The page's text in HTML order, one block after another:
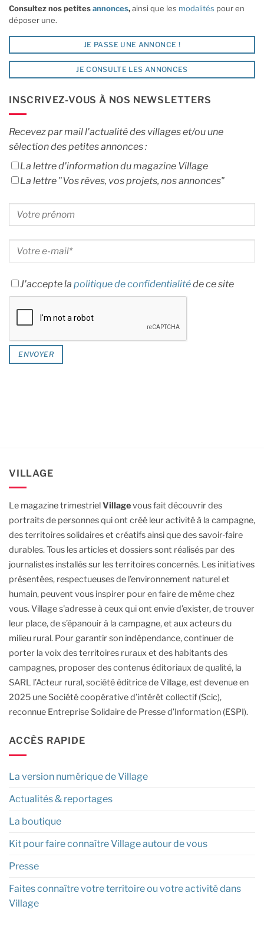
Consultez nos petitesannonces,ainsi que les modalités pour en
déposer une.
JE PASSE UNE ANNONCE !
JE CONSULTE LES ANNONCES
INSCRIVEZ-VOUS À NOS NEWSLETTERS
Recevez par mail l'actualité des villages et/ou une
sélection des petites annonces :
La lettre d'information du magazine Village
La lettre "Vos rêves, vos projets, nos annonces"
J'accepte la politique de confidentialitéde ce site
VILLAGE
Le magazine trimestrielVillagevous fait découvrir des
portraits de personnes qui ont créé leur activité à la campagne,
des territoires solidaires et créatifs ainsi que des savoir-faire
durables.Tous les articles et dossiers sont réalisés par des
journalistes installés sur les territoires concernés. Les initiatives
présentées, respectueuses de l’environnement naturel et
humain, peuvent vous inspirer pour en faire de même chez
vous.Village s'adresse à ceux qui ont envie d’exister, de trouver
leur place, de s’épanouir à la campagne, et aux acteurs du
milieu rural. Pour garantir son indépendance, continuer de
porter la voix des territoires ruraux et des habitants des
campagnes, proposer des contenus éditoriaux de qualité, la
SARL l’Acteur rural, société éditrice de Village, est devenue en
2025 une Société coopérative d’intérêt collectif (Scic),
reconnue Entreprise Solidaire de Presse d’Information (ESPI).
ACCÈS RAPIDE
La version numérique de Village
Actualités & reportages
La boutique
Kit pour faire connaître Village autour de vous
Presse
Faites connaître votre territoire ou votre activité dans
Village